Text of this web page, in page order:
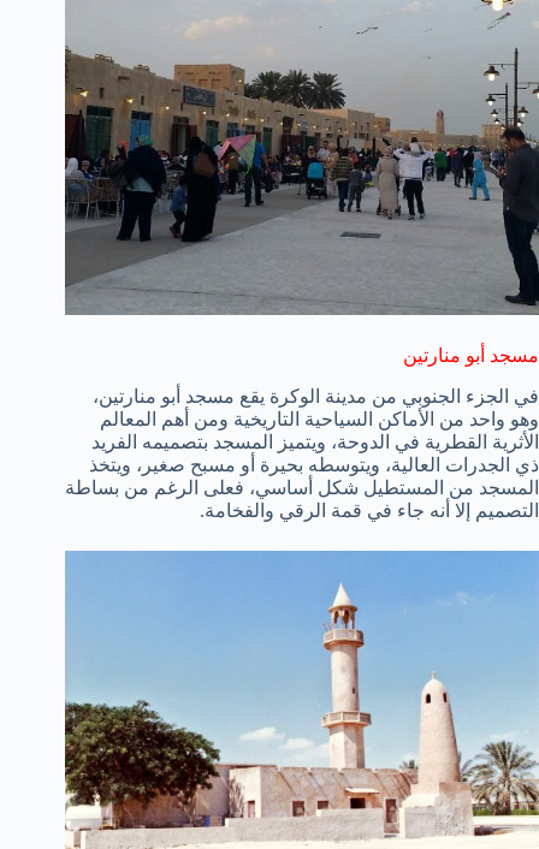
مسجد أبو منارتين
في الجزء الجنوبي من مدينة الوكرة يقع مسجد أبو منارتين،
وهو واحد من الأماكن السياحية التاريخية ومن أهم المعالم
الأثرية القطرية في الدوحة، ويتميز المسجد بتصميمه الفريد
ذي الجدرات العالية، ويتوسطه بحيرة أو مسبح صغير، ويتخذ
المسجد من المستطيل شكل أساسي، فعلى الرغم من بساطة
التصميم إلا أنه جاء في قمة الرقي والفخامة.